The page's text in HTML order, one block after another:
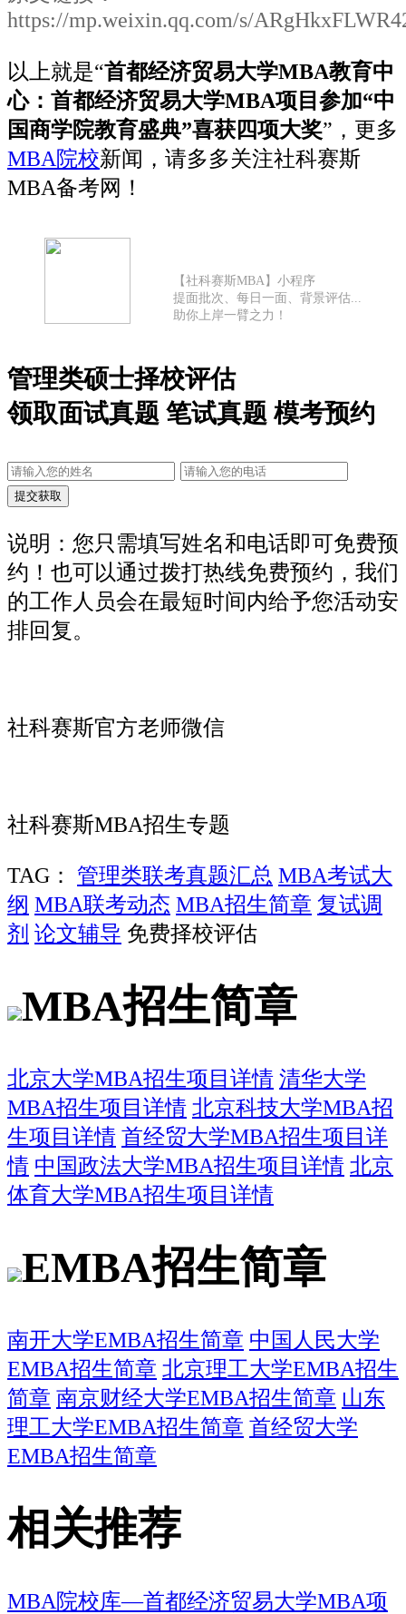
https://mp.weixin.qq.com/s/
以上就是“首都经济贸易大学MBA教育中
心：首都经济贸易大学MBA项目参加“中
国商学院教育盛典”喜获四项大奖”，更多
MBA院校新闻，请多多关注社科赛斯
MBA备考网！
【社科赛斯MBA】小程序
提面批次、每日一面、背景评估...
助你上岸一臂之力！
管理类硕士择校评估
领取面试真题 笔试真题 模考预约
说明：您只需填写姓名和电话即可免费预
约！也可以通过拨打热线免费预约，我们
的工作人员会在最短时间内给予您活动安
排回复。
社科赛斯官方老师微信
社科赛斯MBA招生专题
TAG： 管理类联考真题汇总 MBA考试大
纲 MBA联考动态 MBA招生简章 复试调
剂 论文辅导 免费择校评估
MBA招生简章
北京大学MBA招生项目详情 清华大学
MBA招生项目详情 北京科技大学MBA招
生项目详情 首经贸大学MBA招生项目详
情 中国政法大学MBA招生项目详情 北京
体育大学MBA招生项目详情
EMBA招生简章
南开大学EMBA招生简章 中国人民大学
EMBA招生简章 北京理工大学EMBA招生
简章 南京财经大学EMBA招生简章 山东
理工大学EMBA招生简章 首经贸大学
EMBA招生简章
相关推荐
MBA院校库―首都经济贸易大学MBA项